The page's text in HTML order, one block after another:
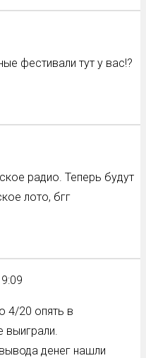
фестивали тут у вас!?
радио. Теперь будут
лото, бгг
4/20 опять в
выиграли.
денег нашли